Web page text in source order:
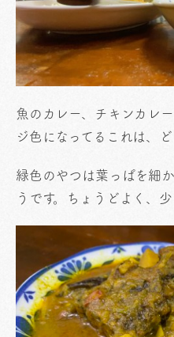
魚のカレー、チキンカレ
ジ色になってるこれは、
緑色のやつは葉っぱを細
うです。ちょうどよく、